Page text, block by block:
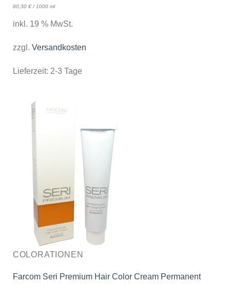
80,30 €/ 1000 ml
inkl. 19 % MwSt.
zzgl. Versandkosten
Lieferzeit: 2-3 Tage
COLORATIONEN
Farcom Seri Premium Hair Color Cream Permanent